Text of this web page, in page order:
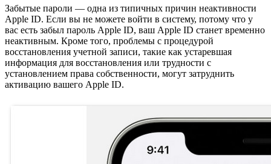
Забытые пароли — одна из типичных причин неактивности
Apple ID. Если вы не можете войти в систему, потому что у
вас есть забыл пароль Apple ID, ваш Apple ID станет временно
неактивным. Кроме того, проблемы с процедурой
восстановления учетной записи, такие как устаревшая
информация для восстановления или трудности с
установлением права собственности, могут затруднить
активацию вашего Apple ID.